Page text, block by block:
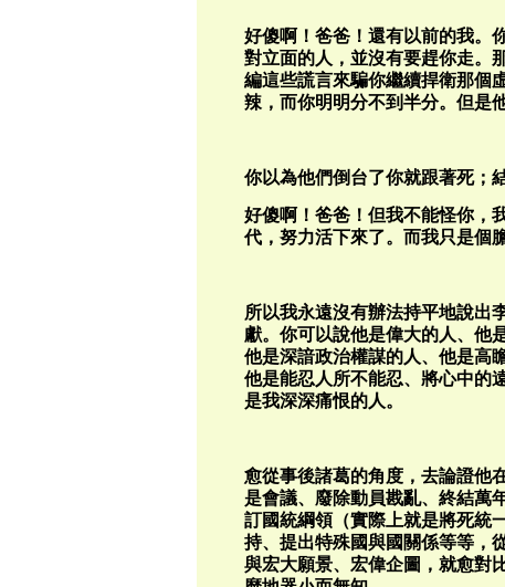
好傻啊！爸爸！還有以前的我。
對立面的人，並沒有要趕你走。
編這些謊言來騙你繼續捍衛那個
辣，而你明明分不到半分。但是
你以為他們倒台了你就跟著死；
好傻啊！爸爸！但我不能怪你，
代，努力活下來了。而我只是個
所以我永遠沒有辦法持平地說出
獻。你可以說他是偉大的人、他
他是深諳政治權謀的人、他是高
他是能忍人所不能忍、將心中的
是我深深痛恨的人。
愈從事後諸葛的角度，去論證他
是會議、廢除動員戡亂、終結萬
訂國統綱領（實際上就是將死統
持、提出特殊國與國關係等等，
與宏大願景、宏偉企圖，就愈對